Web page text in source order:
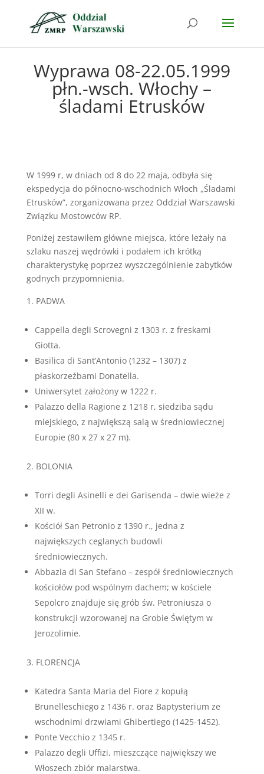
Wyprawa 08-22.05.1999
płn.-wsch. Włochy –
śladami Etrusków
W 1999 r, w dniach od 8 do 22 maja, odbyła się
ekspedycja do północno-wschodnich Włoch „Śladami
Etrusków”, zorganizowana przez Oddział Warszawski
Związku Mostowców RP.
Poniżej zestawiłem główne miejsca, które leżały na
szlaku naszej wędrówki i podałem ich krótką
charakterystykę poprzez wyszczególnienie zabytków
godnych przypomnienia.
PADWA
Cappella degli Scrovegni z 1303 r. z freskami
Giotta.
Basilica di Sant’Antonio (1232 – 1307) z
płaskorzeźbami Donatella.
Uniwersytet założony w 1222 r.
Palazzo della Ragione z 1218 r, siedziba sądu
miejskiego, z największą salą w średniowiecznej
Europie (80 x 27 x 27 m).
BOLONIA
Torri degli Asinelli e dei Garisenda – dwie wieże z
XII w.
Kościół San Petronio z 1390 r., jedna z
największych ceglanych budowli
średniowiecznych.
Abbazia di San Stefano – zespół średniowiecznych
kościołów pod wspólnym dachem; w kościele
Sepolcro znajduje się grób św. Petroniusza o
konstrukcji wzorowanej na Grobie Świętym w
Jerozolimie.
FLORENCJA
Katedra Santa Maria del Fiore z kopułą
Brunelleschiego z 1436 r. oraz Baptysterium ze
wschodnimi drzwiami Ghibertiego (1425-1452).
Ponte Vecchio z 1345 r.
Palazzo degli Uffizi, mieszczące największy we
Włoszech zbiór malarstwa.